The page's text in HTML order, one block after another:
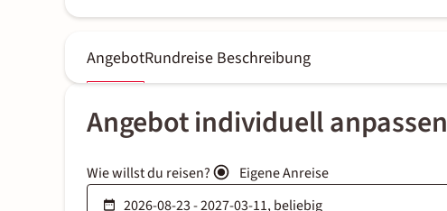
AngebotRundreise Beschreibung
Angebot individuell anpassen
Wie willst du reisen? Eigene Anreise